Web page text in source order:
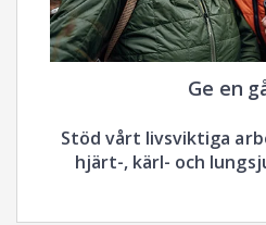
Ge en
Stöd vårt livsviktiga
hjärt-, kärl- och